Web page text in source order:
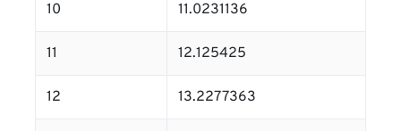
10 11.0231136
11 12.125425
12 13.2277363